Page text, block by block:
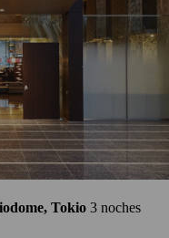
Tokio 3 noches